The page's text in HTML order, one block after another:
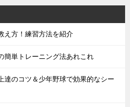
え方！練習方法を紹介
簡単トレーニング法あれこれ
達のコツ＆少年野球で効果的なシー